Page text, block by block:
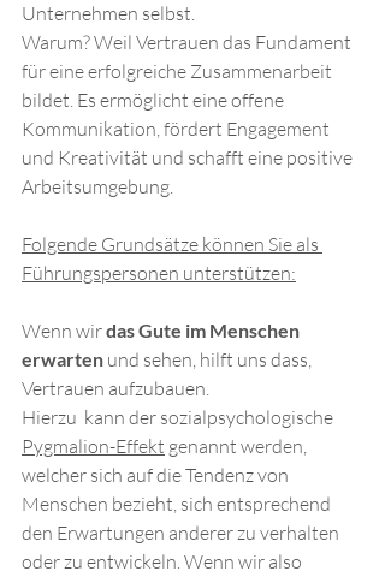
Unternehmen selbst.
Warum? Weil Vertrauen das Fundament
für eine erfolgreiche Zusammenarbeit
bildet. Es ermöglicht eine offene
Kommunikation, fördert Engagement
und Kreativität und schafft eine positive
Arbeitsumgebung.
Folgende Grundsätze können Sie als
Führungspersonen unterstützen:
Wenn wir das Gute im Menschen
erwarten und sehen, hilft uns dass,
Vertrauen aufzubauen.
Hierzu  kann der sozialpsychologische
Pygmalion-Effekt genannt werden,
welcher sich auf die Tendenz von
Menschen bezieht, sich entsprechend
den Erwartungen anderer zu verhalten
oder zu entwickeln. Wenn wir also